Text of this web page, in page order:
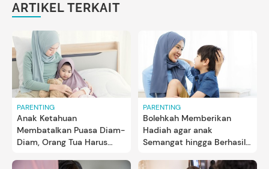
ARTIKEL TERKAIT
PARENTING
Anak Ketahuan
Membatalkan Puasa Diam-
Diam, Orang Tua Harus
PARENTING
Bolehkah Memberikan
Hadiah agar anak
Semangat hingga Berhasil